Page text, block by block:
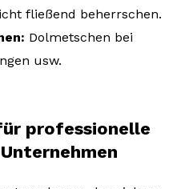
fließend beherrschen.
Dolmetschen bei
usw.
professionelle